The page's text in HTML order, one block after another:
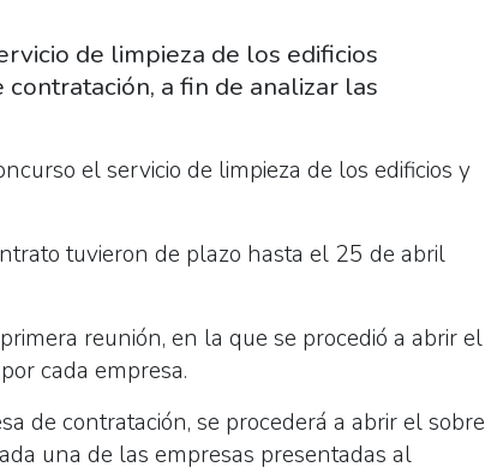
de limpieza de los edificios
a fin de analizar las
el servicio de limpieza de los edificios y
tuvieron de plazo hasta el 25 de abril
reunión, en la que se procedió a abrir el
cada empresa.
de contratación, se procederá a abrir el sobre
una de las empresas presentadas al